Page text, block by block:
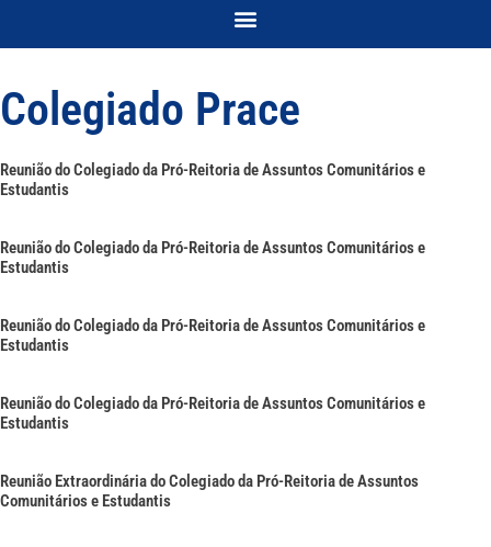
Colegiado Prace
Reunião do Colegiado da Pró-Reitoria de Assuntos Comunitários e
Estudantis
Reunião do Colegiado da Pró-Reitoria de Assuntos Comunitários e
Estudantis
Reunião do Colegiado da Pró-Reitoria de Assuntos Comunitários e
Estudantis
Reunião do Colegiado da Pró-Reitoria de Assuntos Comunitários e
Estudantis
Reunião Extraordinária do Colegiado da Pró-Reitoria de Assuntos
Comunitários e Estudantis